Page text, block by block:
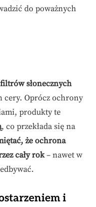
do poważnych
słonecznych
cery. Oprócz ochrony
produkty te
, co przekłada się na
że ochrona
cały rok– nawet w
i